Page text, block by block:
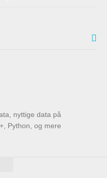
nyttige data på
Python, og mere